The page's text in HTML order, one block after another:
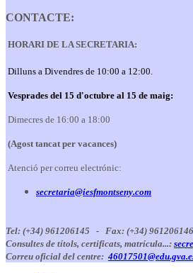
CONTACTE:
HORARI DE LA SECRETARIA:
Dilluns a Divendres de 10:00 a 12:00.
Vesprades del 15 d'octubre al 15 de maig:
Dimecres de 16:00 a 18:00
(Agost tancat per vacances)
Atenció per correu electrónic:
secretaria@iesfmontseny.com
Tel: (+34) 961206145 - Fax: (+34) 961206146
Consultes de títols, certificats, matrícula...:
Correu oficial del centre: